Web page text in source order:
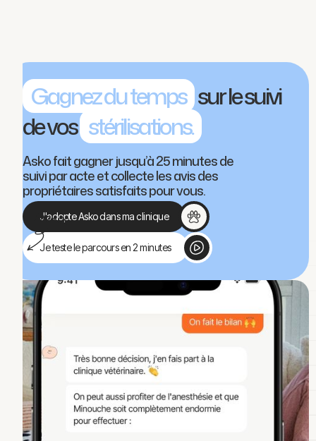
Gagnez du temps sur le suivi
de vos stérilisations.
Asko fait gagner jusqu’à 25 minutes de
suivi par acte et collecte les avis des
propriétaires satisfaits pour vous.
J'adopte Asko dans ma clinique
Je teste le parcours en 2 minutes